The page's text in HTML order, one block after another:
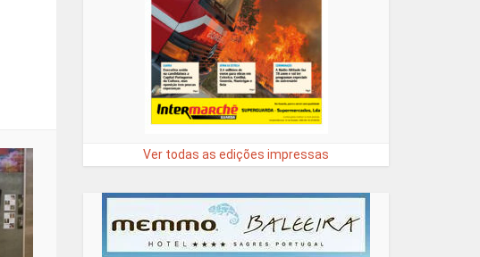
Ver todas as edições impressas